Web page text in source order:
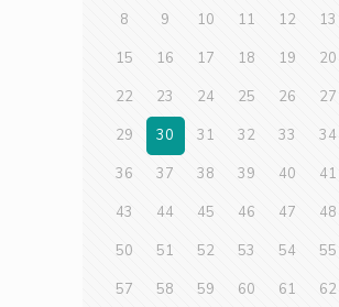
8
9 10 11 12 13
15
16 17 18 19 20
22
23 24 25 26 27
29
30 31 32 33 34
36
37 38 39 40 41
43
44 45 46 47 48
50
51 52 53 54 55
57
58 59 60 61 62